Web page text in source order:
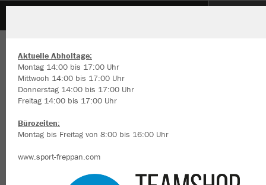
Aktuelle Abholtage:
Montag 14:00 bis 17:00 Uhr
Mittwoch 14:00 bis 17:00 Uhr
Donnerstag 14:00 bis 17:00 Uhr
Freitag 14:00 bis 17:00 Uhr
Bürozeiten:
Montag bis Freitag von 8:00 bis 16:00 Uhr
www.sport-freppan.com
Wir verwenden Cookies
Inhalte anzeigen und unsere Website verbessern. Weitere
zu den Cookies findest Du in den Einstellungen.